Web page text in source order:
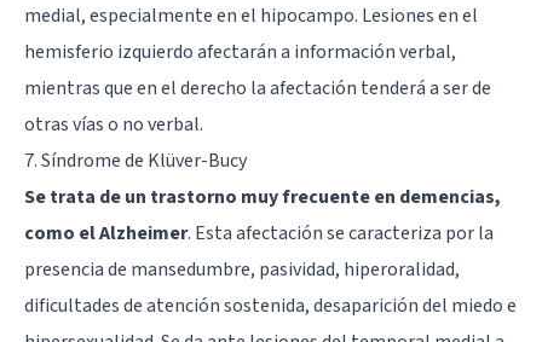
medial, especialmente en el hipocampo. Lesiones en el
hemisferio izquierdo afectarán a información verbal,
mientras que en el derecho la afectación tenderá a ser de
otras vías o no verbal.
7. Síndrome de Klüver-Bucy
Se trata de un trastorno muy frecuente en demencias,
como el Alzheimer. Esta afectación se caracteriza por la
presencia de mansedumbre, pasividad, hiperoralidad,
dificultades de atención sostenida, desaparición del miedo e